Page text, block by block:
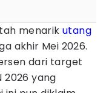
menarikutang
akhir Mei 2026.
dari target
2026 yang